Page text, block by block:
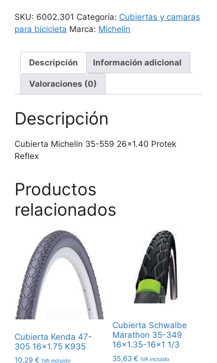
559
26x1.40
Reflex
cantidad
SKU: 6002.301 Categoría: Cubiertas y camaras
para bicicleta Marca: Michelin
Descripción Información adicional
Valoraciones (0)
Descripción
Cubierta Michelin 35-559 26×1.40 Protek
Reflex
Productos
relacionados
Cubierta Kenda 47-
305 16×1.75 K935
10,29 € IVA incluido
Cubierta Schwalbe
Marathon 35-349
16×1.35-16×1 1/3
35,63 € IVA incluido